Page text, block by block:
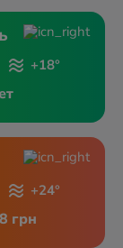
+18°
+24°
грн